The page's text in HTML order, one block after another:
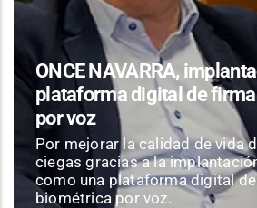
ONCE NAVARRA,
plataforma digital de
por voz
Por mejorar la calidad de vida
ciegas gracias a la
como una plataforma digital
biométrica por voz.